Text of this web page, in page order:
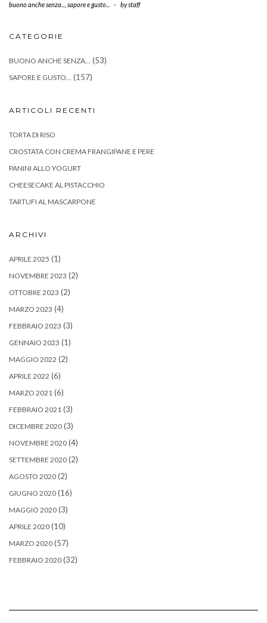
buono anche senza... sapore e gusto... - bystaff
CATEGORIE
BUONO ANCHE SENZA… (53)
SAPORE E GUSTO… (157)
ARTICOLI RECENTI
TORTA DI RISO
CROSTATA CON CREMA FRANGIPANE E PERE
PANINI ALLO YOGURT
CHEESECAKE AL PISTACCHIO
TARTUFI AL MASCARPONE
ARCHIVI
APRILE 2025 (1)
NOVEMBRE 2023 (2)
OTTOBRE 2023 (2)
MARZO 2023 (4)
FEBBRAIO 2023 (3)
GENNAIO 2023 (1)
MAGGIO 2022 (2)
APRILE 2022 (6)
MARZO 2021 (6)
FEBBRAIO 2021 (3)
DICEMBRE 2020 (3)
NOVEMBRE 2020 (4)
SETTEMBRE 2020 (2)
AGOSTO 2020 (2)
GIUGNO 2020 (16)
MAGGIO 2020 (3)
APRILE 2020 (10)
MARZO 2020 (57)
FEBBRAIO 2020 (32)